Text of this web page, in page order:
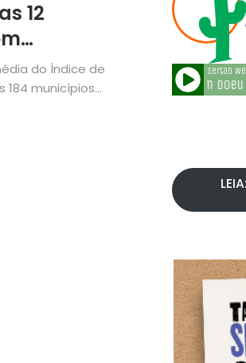
12
aponta
do Índice de
municípios...